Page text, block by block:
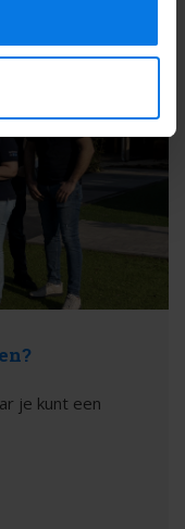
je regelmatig
heb je oneindig veel
klinkers
ArtiStone. Deze
kleuren:
Bestel nu jouw
je kunt een